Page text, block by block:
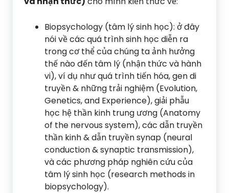
Biopsychology (tâm lý sinh học): ở đây
nói về các quá trình sinh học diễn ra
trong cơ thể của chúng ta ảnh hưởng
thế nào đến tâm lý (nhận thức và hành
vi), ví dụ như quá trình tiến hóa, gen di
truyền & những trải nghiệm (Evolution,
Genetics, and Experience), giải phẫu
học hệ thần kinh trung ương (Anatomy
of the nervous system), các dẫn truyền
thần kinh & dẫn truyền synap (neural
conduction & synaptic transmission),
và các phương pháp nghiên cứu của
tâm lý sinh học (research methods in
biopsychology).